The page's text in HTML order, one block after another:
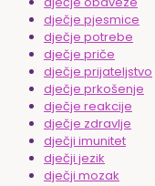
dječje pjesmice
dječje potrebe
dječje priče
dječje prijateljstvo
dječje prkošenje
dječje reakcije
dječje zdravlje
dječji imunitet
dječji jezik
dječji mozak